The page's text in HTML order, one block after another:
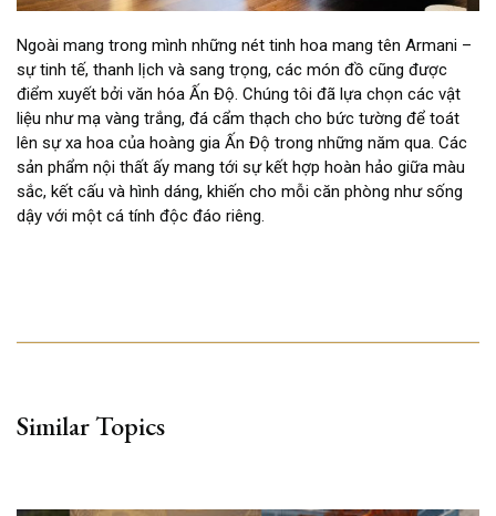
Ngoài mang trong mình những nét tinh hoa mang tên Armani –
sự tinh tế, thanh lịch và sang trọng, các món đồ cũng được
điểm xuyết bởi văn hóa Ấn Độ. Chúng tôi đã lựa chọn các vật
liệu như mạ vàng trắng, đá cẩm thạch cho bức tường để toát
lên sự xa hoa của hoàng gia Ấn Độ trong những năm qua. Các
sản phẩm nội thất ấy mang tới sự kết hợp hoàn hảo giữa màu
sắc, kết cấu và hình dáng, khiến cho mỗi căn phòng như sống
dậy với một cá tính độc đáo riêng.
Similar Topics